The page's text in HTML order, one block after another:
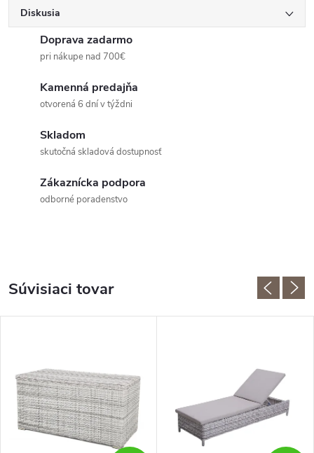
Diskusia
Doprava zadarmo
pri nákupe nad 700€
Kamenná predajňa
otvorená 6 dní v týždni
Skladom
skutočná skladová dostupnosť
Zákaznícka podpora
odborné poradenstvo
Súvisiaci tovar